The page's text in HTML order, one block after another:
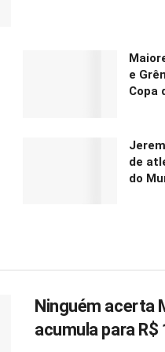
e
Copa
de
do
Ninguém acerta
acumula para